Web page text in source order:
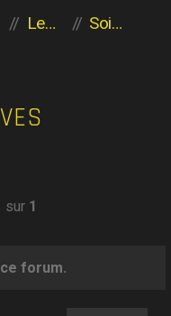
Les héritiers de l'Aventure
Sois sans crainte
sur 1
forum.